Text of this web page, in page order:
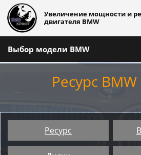
Увеличение мощности и
двигателя BMW
Выбор модели BMW
Ресурс BMW
Ресурс